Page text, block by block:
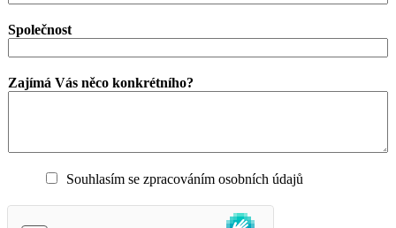
Společnost
Zajímá Vás něco konkrétního?
u
Souhlasím se zpracováním osobních údajů